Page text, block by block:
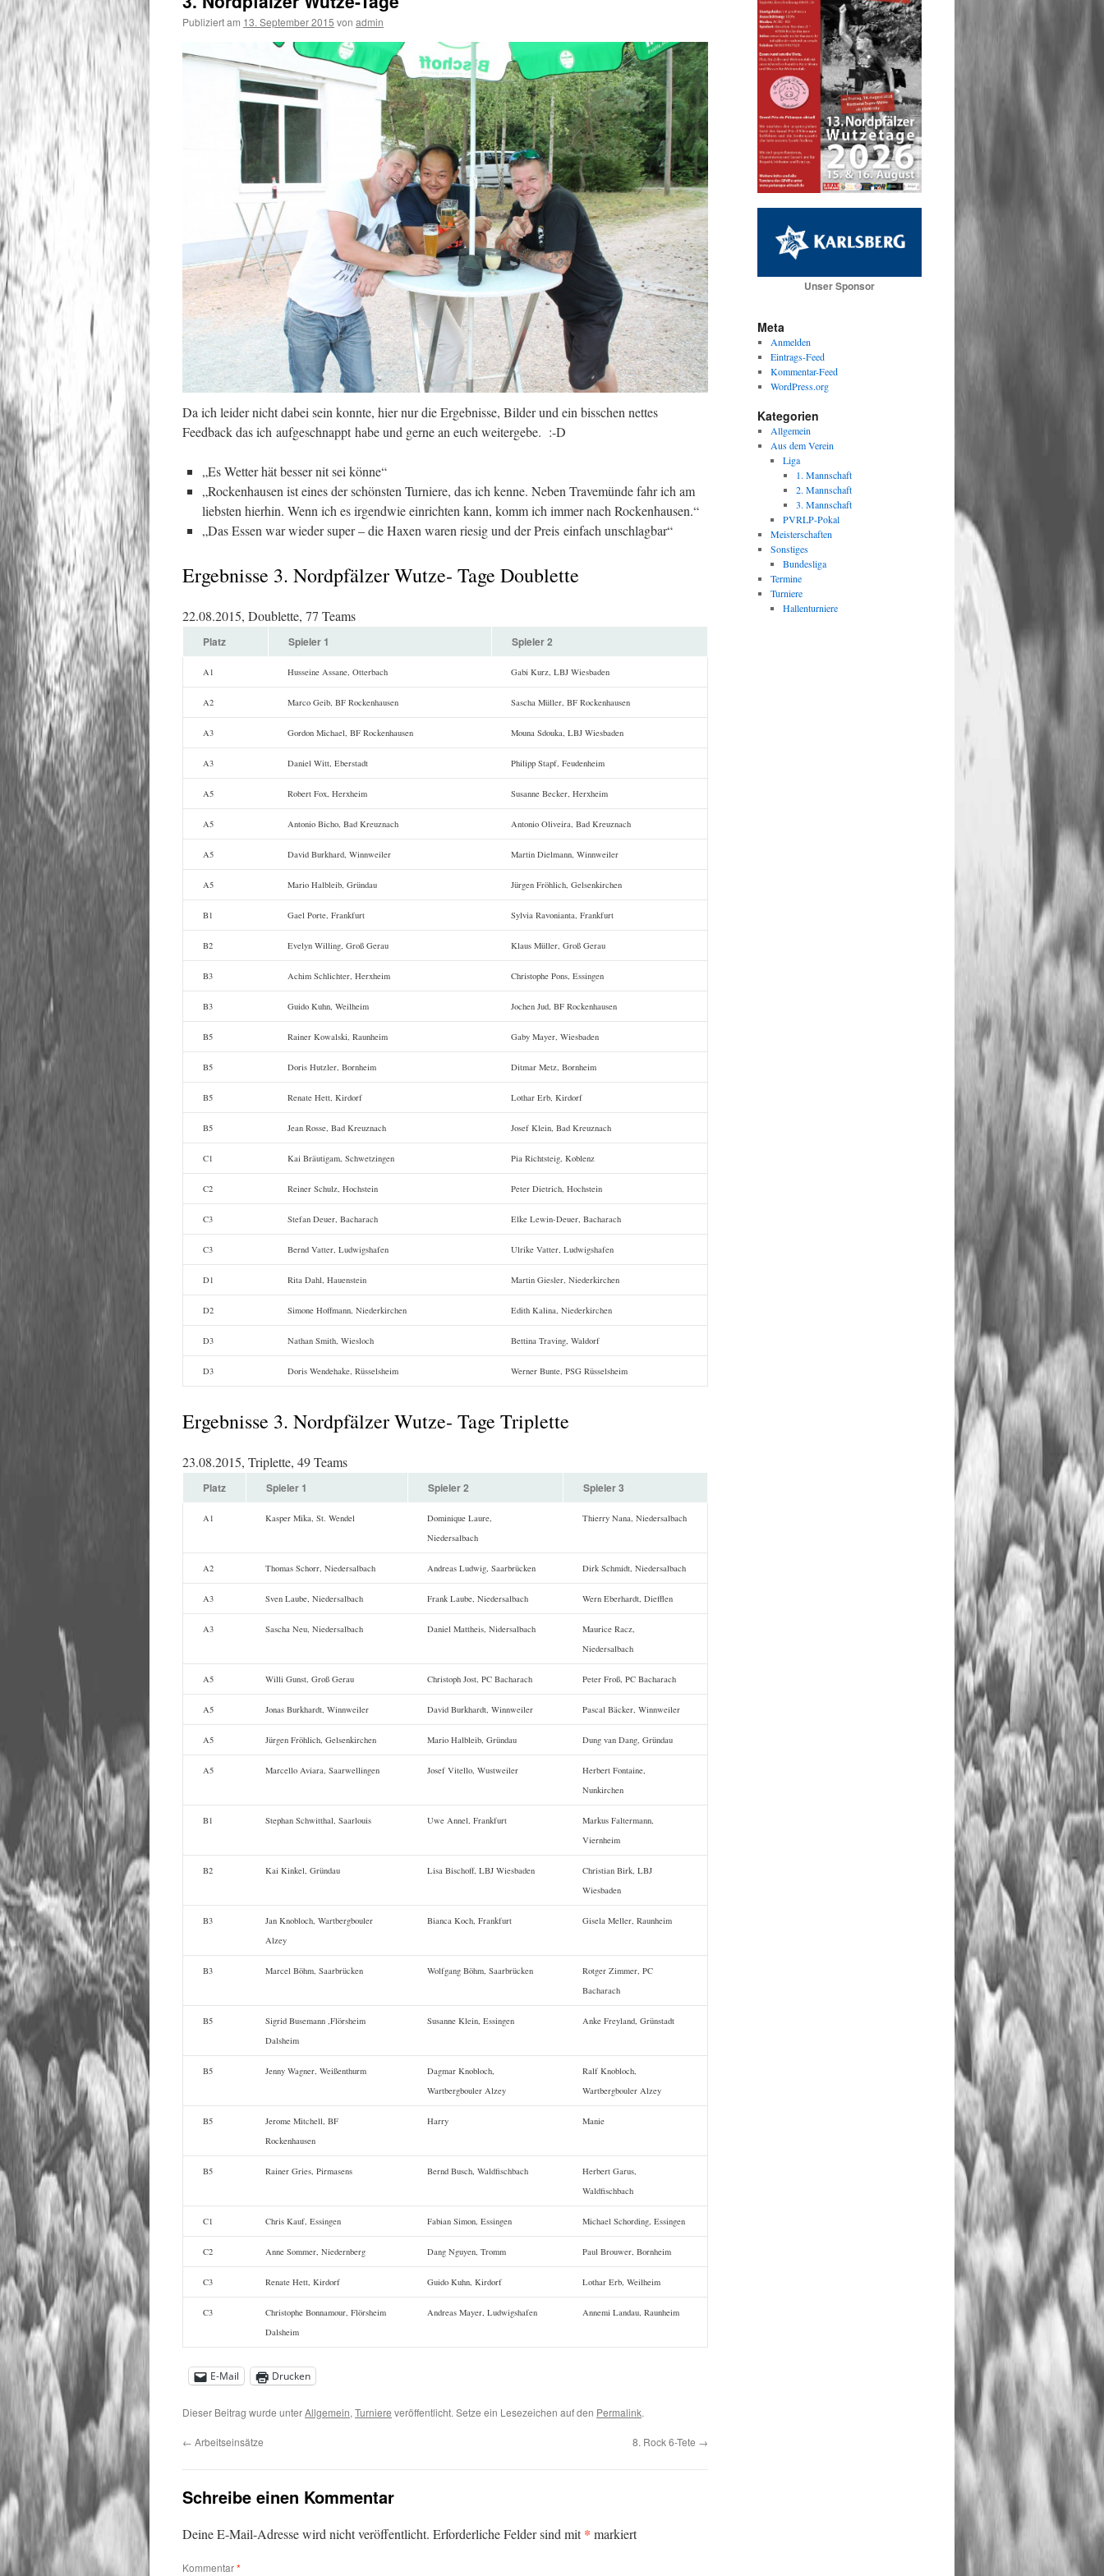
Publiziert am 13. September 2015 von admin
Da ich leider nicht dabei sein konnte, hier nur die Ergebnisse, Bilder und ein bisschen nettes
Feedback das ich aufgeschnappt habe und gerne an euch weitergebe. :-D
„Es Wetter hät besser nit sei könne“
„Rockenhausen ist eines der schönsten Turniere, das ich kenne. Neben Travemünde fahr ich am
liebsten hierhin. Wenn ich es irgendwie einrichten kann, komm ich immer nach Rockenhausen.“
„Das Essen war wieder super – die Haxen waren riesig und der Preis einfach unschlagbar“
Ergebnisse 3. Nordpfälzer Wutze- Tage Doublette
22.08.2015, Doublette, 77 Teams
Platz Spieler 1 Spieler 2
A1 Husseine Assane, Otterbach Gabi Kurz, LBJ Wiesbaden
A2 Marco Geib, BF Rockenhausen Sascha Müller, BF Rockenhausen
A3 Gordon Michael, BF Rockenhausen Mouna Sdouka, LBJ Wiesbaden
A3 Daniel Witt, Eberstadt Philipp Stapf, Feudenheim
A5 Robert Fox, Herxheim Susanne Becker, Herxheim
A5 Antonio Bicho, Bad Kreuznach Antonio Oliveira, Bad Kreuznach
A5 David Burkhard, Winnweiler Martin Dielmann, Winnweiler
A5 Mario Halbleib, Gründau Jürgen Fröhlich, Gelsenkirchen
B1 Gael Porte, Frankfurt Sylvia Ravonianta, Frankfurt
B2 Evelyn Willing, Groß Gerau Klaus Müller, Groß Gerau
B3 Achim Schlichter, Herxheim Christophe Pons, Essingen
B3 Guido Kuhn, Weilheim Jochen Jud, BF Rockenhausen
B5 Rainer Kowalski, Raunheim Gaby Mayer, Wiesbaden
B5 Doris Hutzler, Bornheim Ditmar Metz, Bornheim
B5 Renate Hett, Kirdorf Lothar Erb, Kirdorf
B5 Jean Rosse, Bad Kreuznach Josef Klein, Bad Kreuznach
C1 Kai Bräutigam, Schwetzingen Pia Richtsteig, Koblenz
C2 Reiner Schulz, Hochstein Peter Dietrich, Hochstein
C3 Stefan Deuer, Bacharach Elke Lewin-Deuer, Bacharach
C3 Bernd Vatter, Ludwigshafen Ulrike Vatter, Ludwigshafen
D1 Rita Dahl, Hauenstein Martin Giesler, Niederkirchen
D2 Simone Hoffmann, Niederkirchen Edith Kalina, Niederkirchen
D3 Nathan Smith, Wiesloch Bettina Traving, Waldorf
D3 Doris Wendehake, Rüsselsheim Werner Bunte, PSG Rüsselsheim
Ergebnisse 3. Nordpfälzer Wutze- Tage Triplette
23.08.2015, Triplette, 49 Teams
Platz Spieler 1 Spieler 2 Spieler 3
A1 Kasper Mika, St. Wendel
Dominique Laure,
Niedersalbach
Thierry Nana, Niedersalbach
A2 Thomas Schorr, Niedersalbach Andreas Ludwig, Saarbrücken Dirk Schmidt, Niedersalbach
A3 Sven Laube, Niedersalbach Frank Laube, Niedersalbach Wern Eberhardt, Diefflen
A3 Sascha Neu, Niedersalbach Daniel Mattheis, Nidersalbach
Maurice Racz,
Niedersalbach
A5 Willi Gunst, Groß Gerau Christoph Jost, PC Bacharach Peter Froß, PC Bacharach
A5 Jonas Burkhardt, Winnweiler David Burkhardt, Winnweiler Pascal Bäcker, Winnweiler
A5 Jürgen Fröhlich, Gelsenkirchen Mario Halbleib, Gründau Dung van Dang, Gründau
A5 Marcello Aviara, Saarwellingen Josef Vitello, Wustweiler
Herbert Fontaine,
Nunkirchen
B1 Stephan Schwitthal, Saarlouis Uwe Annel, Frankfurt
Markus Faltermann,
Viernheim
B2 Kai Kinkel, Gründau Lisa Bischoff, LBJ Wiesbaden
Christian Birk, LBJ
Wiesbaden
B3
Jan Knobloch, Wartbergbouler
Alzey
Bianca Koch, Frankfurt Gisela Meller, Raunheim
B3 Marcel Böhm, Saarbrücken Wolfgang Böhm, Saarbrücken
Rotger Zimmer, PC
Bacharach
B5
Sigrid Busemann ,Flörsheim
Dalsheim
Susanne Klein, Essingen Anke Freyland, Grünstadt
B5 Jenny Wagner, Weißenthurm
Dagmar Knobloch,
Wartbergbouler Alzey
Ralf Knobloch,
Wartbergbouler Alzey
B5
Jerome Mitchell, BF
Rockenhausen
Harry Manie
B5 Rainer Gries, Pirmasens Bernd Busch, Waldfischbach
Herbert Garus,
Waldfischbach
C1 Chris Kauf, Essingen Fabian Simon, Essingen Michael Schording, Essingen
C2 Anne Sommer, Niedernberg Dang Nguyen, Tromm Paul Brouwer, Bornheim
C3 Renate Hett, Kirdorf Guido Kuhn, Kirdorf Lothar Erb, Weilheim
C3
Christophe Bonnamour, Flörsheim
Dalsheim
Andreas Mayer, Ludwigshafen Annemi Landau, Raunheim
E-Mail Drucken
Dieser Beitrag wurde unterAllgemein, Turniere veröffentlicht. Setze ein Lesezeichen auf den Permalink.
← Arbeitseinsätze 8. Rock 6-Tete →
Schreibe einen Kommentar
Deine E-Mail-Adresse wird nicht veröffentlicht. Erforderliche Felder sind mit* markiert
Kommentar*
Unser Sponsor
Meta
Anmelden
Eintrags-Feed
Kommentar-Feed
WordPress.org
Kategorien
Allgemein
Aus dem Verein
Liga
1. Mannschaft
2. Mannschaft
3. Mannschaft
PVRLP-Pokal
Meisterschaften
Sonstiges
Bundesliga
Termine
Turniere
Hallenturniere